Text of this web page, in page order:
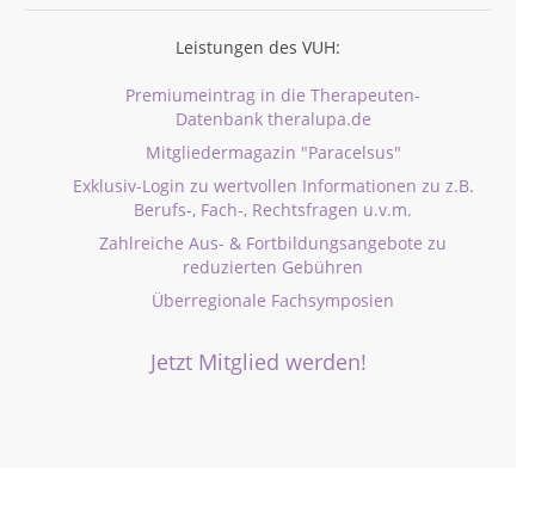
Leistungen des VUH:
Premiumeintrag in die Therapeuten-
Datenbank theralupa.de
Mitgliedermagazin "Paracelsus"
Exklusiv-Login zu wertvollen Informationen zu z.B.
Berufs-, Fach-, Rechtsfragen u.v.m.
Zahlreiche Aus- & Fortbildungsangebote zu
reduzierten Gebühren
Überregionale Fachsymposien
Jetzt Mitglied werden!